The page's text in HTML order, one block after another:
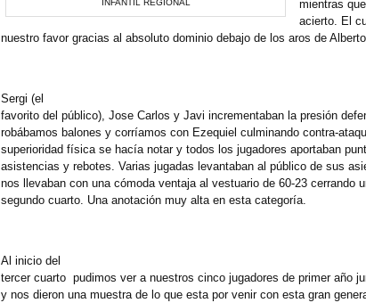
INFANTIL REGIONAL
mientras
acierto. El
nuestro favor gracias al absoluto dominio debajo de los aros de
Sergi (el
favorito del público), Jose Carlos y Javi incrementaban la presión
robábamos balones y corríamos con Ezequiel culminando contra-
superioridad física se hacía notar y todos los jugadores aportaban
asistencias y rebotes. Varias jugadas levantaban al público de sus
nos llevaban con una cómoda ventaja al vestuario de 60-23 cerrando
segundo cuarto. Una anotación muy alta en esta categoría.
Al inicio del
tercer cuarto pudimos ver a nuestros cinco jugadores de primer año
y nos dieron una muestra de lo que esta por venir con esta gran